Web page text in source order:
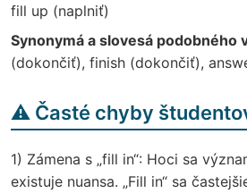
fill up (naplniť)
Synonymá a slovesá podobného
(dokončiť), finish (dokončiť),
⚠️ Časté chyby
1) Zámena s „fill in“: Hoci sa
existuje nuansa. „Fill in“ sa